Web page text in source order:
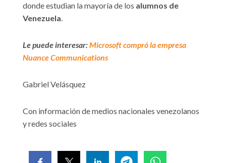
donde estudian la mayoría de los alumnos de
Venezuela.
Le puede interesar:Microsoft compró la empresa
Nuance Communications
Gabriel Velásquez
Con información de medios nacionales venezolanos
y redes sociales